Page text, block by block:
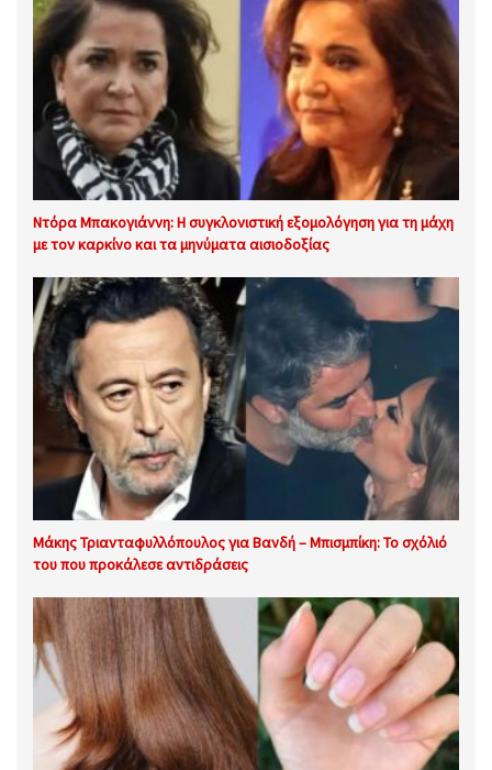
Ντόρα Μπακογιάννη: Η συγκλονιστική εξομολόγηση για τη μάχη
με τον καρκίνο και τα μηνύματα αισιοδοξίας
Μάκης Τριανταφυλλόπουλος για Βανδή – Μπισμπίκη: Το σχόλιό
του που προκάλεσε αντιδράσεις